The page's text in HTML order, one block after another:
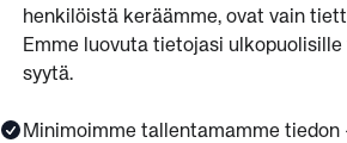
henkilöistä keräämme, ovat vain
Emme luovuta tietojasi
syytä.
Minimoimme tallentamamme